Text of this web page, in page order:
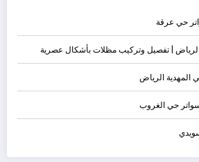
حي عرقة
| تفصيل وتركيب مظلات بأشكال عصرية
المهدية الرياض
حي الغروب